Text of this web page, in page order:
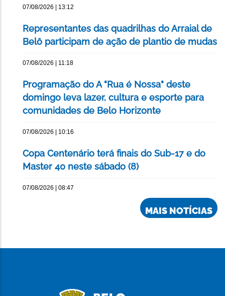
07/08/2026 | 13:12
Representantes das quadrilhas do Arraial de
Belô participam de ação de plantio de mudas
07/08/2026 | 11:18
Programação do A "Rua é Nossa" deste
domingo leva lazer, cultura e esporte para
comunidades de Belo Horizonte
07/08/2026 | 10:16
Copa Centenário terá finais do Sub-17 e do
Master 40 neste sábado (8)
07/08/2026 | 08:47
MAIS NOTÍCIAS